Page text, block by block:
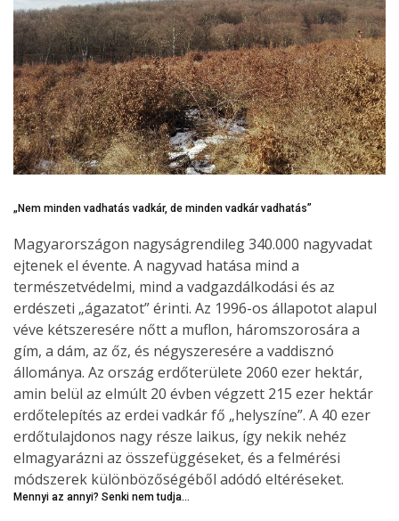
„Nem minden vadhatás vadkár, de minden vadkár vadhatás”
Magyarországon nagyságrendileg 340.000 nagyvadat
ejtenek el évente. A nagyvad hatása mind a
természetvédelmi, mind a vadgazdálkodási és az
erdészeti „ágazatot” érinti. Az 1996-os állapotot alapul
véve kétszeresére nőtt a muflon, háromszorosára a
gím, a dám, az őz, és négyszeresére a vaddisznó
állománya. Az ország erdőterülete 2060 ezer hektár,
amin belül az elmúlt 20 évben végzett 215 ezer hektár
erdőtelepítés az erdei vadkár fő „helyszíne”. A 40 ezer
erdőtulajdonos nagy része laikus, így nekik nehéz
elmagyarázni az összefüggéseket, és a felmérési
módszerek különbözőségéből adódó eltéréseket.
Mennyi az annyi? Senki nem tudja…